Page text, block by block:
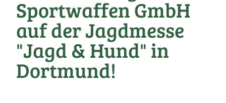
Sportwaffen GmbH
auf der Jagdmesse
"Jagd & Hund" in
Dortmund!